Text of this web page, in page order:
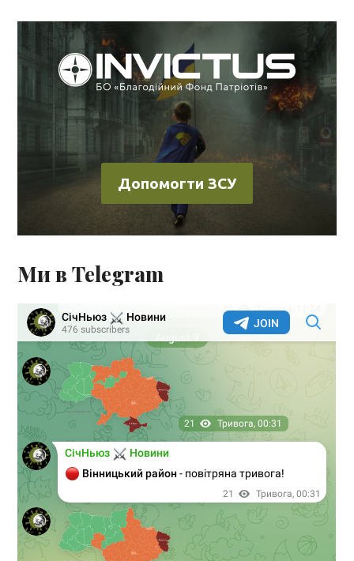
Допомогти ЗСУ
Ми в Telegram